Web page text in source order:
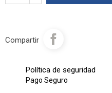
Compartir
Política de seguridad
Pago Seguro